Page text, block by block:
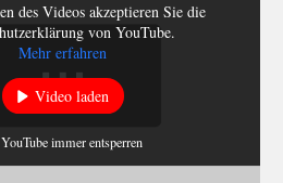
des Videos akzeptieren Sie die
von YouTube.
Mehr erfahren
Video laden
YouTube immer entsperren